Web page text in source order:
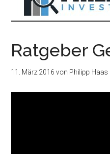
Ratgeber
11. März 2016 von Philipp Haas